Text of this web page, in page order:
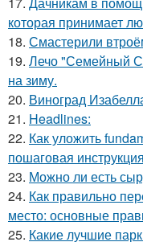
которая принимает
18. Смастерили
19. Лечо "Семейный
на зиму.
20. Виноград
21. Headlines:
22. Как уложить
пошаговая инструкция
23. Можно ли есть
24. Как правильно
место: основные
25. Какие лучшие